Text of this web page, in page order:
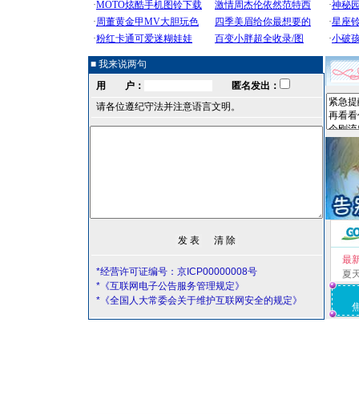
■ 我来说两句
用 户：
匿名发出：
请各位遵纪守法并注意语言文明。
*经营许可证编号：京ICP00000008号
*《互联网电子公告服务管理规定》
*《全国人大常委会关于维护互联网安全的规定》
最
夏